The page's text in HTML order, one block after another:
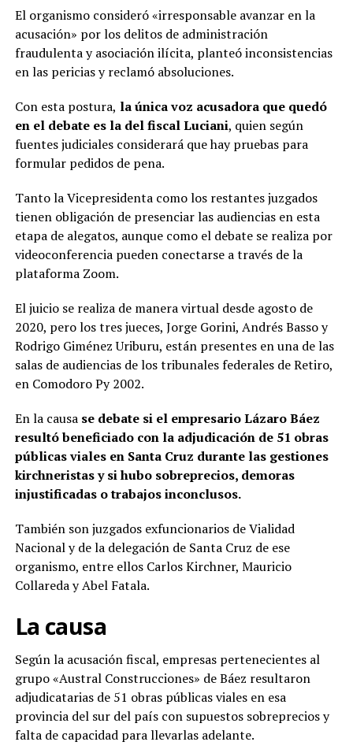
El organismo consideró «irresponsable avanzar en la
acusación» por los delitos de administración
fraudulenta y asociación ilícita, planteó inconsistencias
en las pericias y reclamó absoluciones.
Con esta postura, la única voz acusadora que quedó
en el debate es la del fiscal Luciani, quien según
fuentes judiciales considerará que hay pruebas para
formular pedidos de pena.
Tanto la Vicepresidenta como los restantes juzgados
tienen obligación de presenciar las audiencias en esta
etapa de alegatos, aunque como el debate se realiza por
videoconferencia pueden conectarse a través de la
plataforma Zoom.
El juicio se realiza de manera virtual desde agosto de
2020, pero los tres jueces, Jorge Gorini, Andrés Basso y
Rodrigo Giménez Uriburu, están presentes en una de las
salas de audiencias de los tribunales federales de Retiro,
en Comodoro Py 2002.
En la causa se debate si el empresario Lázaro Báez
resultó beneficiado con la adjudicación de 51 obras
públicas viales en Santa Cruz durante las gestiones
kirchneristas y si hubo sobreprecios, demoras
injustificadas o trabajos inconclusos.
También son juzgados exfuncionarios de Vialidad
Nacional y de la delegación de Santa Cruz de ese
organismo, entre ellos Carlos Kirchner, Mauricio
Collareda y Abel Fatala.
La causa
Según la acusación fiscal, empresas pertenecientes al
grupo «Austral Construcciones» de Báez resultaron
adjudicatarias de 51 obras públicas viales en esa
provincia del sur del país con supuestos sobreprecios y
falta de capacidad para llevarlas adelante.